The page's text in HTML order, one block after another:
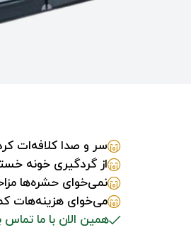
سر و صدا کلافه‌ات
از گردگیری خونه
نمی‌خوای حشره‌ها
می‌خوای هزینه‌هات
همین الان با ما تماس